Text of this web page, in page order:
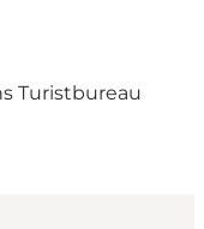
Turistbureau